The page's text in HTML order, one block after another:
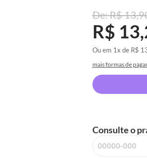
R$
R$
Ou em 1x de R$
mais formas de
Consulte o